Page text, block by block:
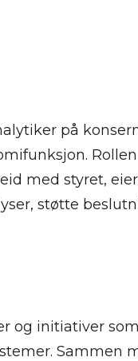
på
med styret,
støtte
og initiativer
Sammen